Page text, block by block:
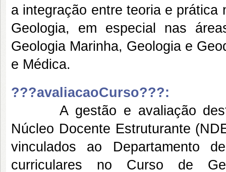
a integração entre teoria e prática
Geologia, em especial nas
Geologia Marinha, Geologia e
e Médica.
???avaliacaoCurso???:
A gestão e avaliação deste
Núcleo Docente Estruturante
vinculados ao Departamento
curriculares no Curso de